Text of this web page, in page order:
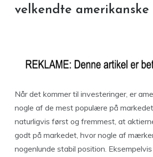
velkendte
Når det kommer til investeringer, er
nogle af de mest populære på
naturligvis først og fremmest, at
godt på markedet, hvor nogle af
nogenlunde stabil position.